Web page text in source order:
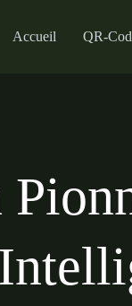
Accueil QR-